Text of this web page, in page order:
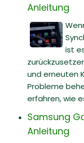
Anleitung
ist
und erneuten
Probleme
erfahren, wie
Samsung
Anleitung